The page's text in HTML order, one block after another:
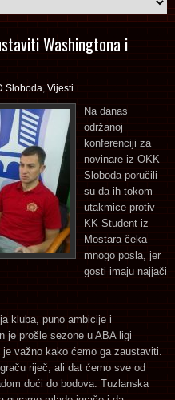
Washingtona i
Sloboda Vijesti
Na danas
održanoj
konferenciji za
novinare iz OKK
Sloboda poručili
su da ih tokom
utakmice protiv
KK Student iz
Mostara čeka
mnogo posla, jer
gosti imaju najjači
kluba, puno ambicije i
je prošle sezone u ABA ligi
važno kako ćemo ga zaustaviti.
riječ, ali dat ćemo sve od
doći do bodova. Tuzlanska